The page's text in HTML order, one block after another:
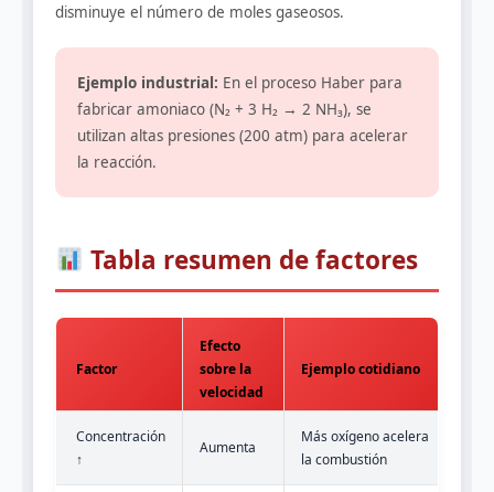
disminuye el número de moles gaseosos.
Ejemplo industrial: En el proceso Haber para
fabricar amoniaco (N₂ + 3 H₂ → 2 NH₃), se
utilizan altas presiones (200 atm) para acelerar
la reacción.
Tabla resumen de factores
Factor
Efecto
sobre la
velocidad
Ejemplo cotidiano
Concentración
↑
Aumenta
Más oxígeno acelera
la combustión